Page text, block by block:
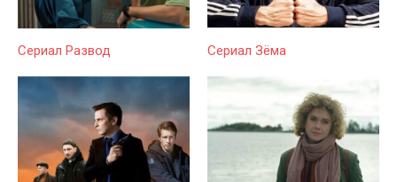
Сериал Развод Сериал Зёма